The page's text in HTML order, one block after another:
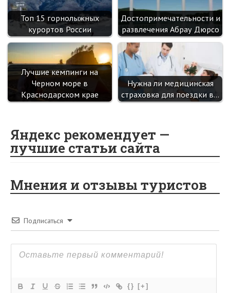
Топ 15 горнолыжных
курортов России
Достопримечательности и
развлечения Абрау Дюрсо
Лучшие кемпинги на
Черном море в
Краснодарском крае
Нужна ли медицинская
страховка для поездки в…
Яндекс рекомендует —
лучшие статьи сайта
Мнения и отзывы туристов
Подписаться
{} [+]